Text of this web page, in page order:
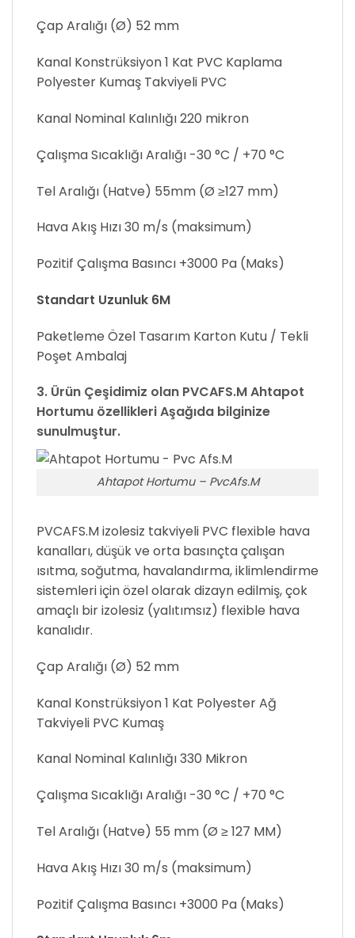
Çap Aralığı (Ø) 52 mm
Kanal Konstrüksiyon 1 Kat PVC Kaplama
Polyester Kumaş Takviyeli PVC
Kanal Nominal Kalınlığı 220 mikron
Çalışma Sıcaklığı Aralığı -30 °C / +70 °C
Tel Aralığı (Hatve) 55mm (Ø ≥127 mm)
Hava Akış Hızı 30 m/s (maksimum)
Pozitif Çalışma Basıncı +3000 Pa (Maks)
Standart Uzunluk 6M
Paketleme Özel Tasarım Karton Kutu / Tekli
Poşet Ambalaj
3. Ürün Çeşidimiz olan PVCAFS.MAhtapot
Hortumu özellikleri Aşağıda bilginize
sunulmuştur.
Ahtapot Hortumu – PvcAfs.M
PVCAFS.M izolesiz takviyeli PVC flexible hava
kanalları, düşük ve orta basınçta çalışan
ısıtma, soğutma, havalandırma, iklimlendirme
sistemleri için özel olarak dizayn edilmiş, çok
amaçlı bir izolesiz (yalıtımsız) flexible hava
kanalıdır.
Çap Aralığı (Ø) 52 mm
Kanal Konstrüksiyon 1 Kat Polyester Ağ
Takviyeli PVC Kumaş
Kanal Nominal Kalınlığı 330 Mikron
Çalışma Sıcaklığı Aralığı -30 °C / +70 °C
Tel Aralığı (Hatve) 55 mm (Ø ≥ 127 MM)
Hava Akış Hızı 30 m/s (maksimum)
Pozitif Çalışma Basıncı +3000 Pa (Maks)